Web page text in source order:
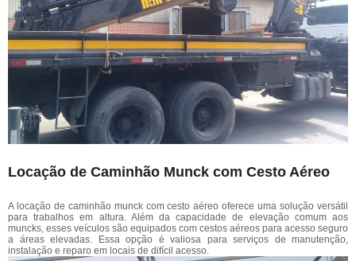
Locação de Caminhão Munck com Cesto Aéreo
A locação de caminhão munck com cesto aéreo oferece uma solução versátil
para trabalhos em altura. Além da capacidade de elevação comum aos
muncks, esses veículos são equipados com cestos aéreos para acesso seguro
a áreas elevadas. Essa opção é valiosa para serviços de manutenção,
instalação e reparo em locais de difícil acesso.